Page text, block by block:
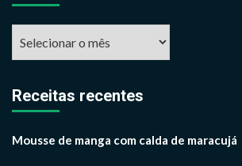
Receitas recentes
Mousse de manga com calda de maracujá